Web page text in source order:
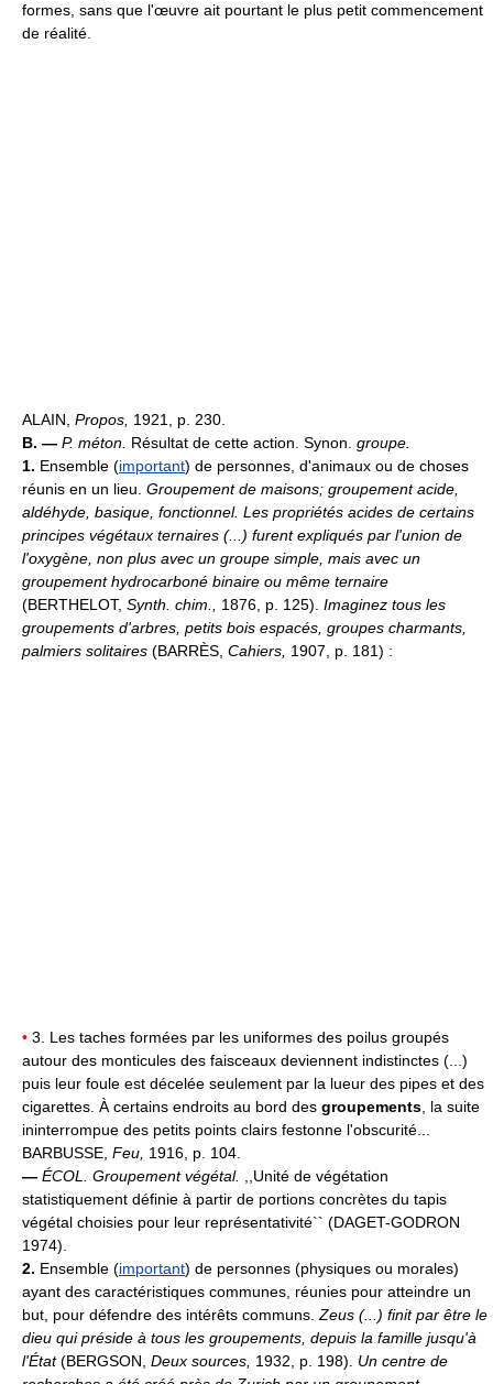
formes, sans que l'œuvre ait pourtant le plus petit commencement
de réalité.
ALAIN, Propos, 1921, p. 230.
B. — P. méton. Résultat de cette action. Synon. groupe.
1. Ensemble (important) de personnes, d'animaux ou de choses
réunis en un lieu. Groupement de maisons; groupement acide,
aldéhyde, basique, fonctionnel. Les propriétés acides de certains
principes végétaux ternaires (...) furent expliqués par l'union de
l'oxygène, non plus avec un groupe simple, mais avec un
groupement hydrocarboné binaire ou même ternaire
(BERTHELOT, Synth. chim., 1876, p. 125). Imaginez tous les
groupements d'arbres, petits bois espacés, groupes charmants,
palmiers solitaires (BARRÈS, Cahiers, 1907, p. 181) :
• 3. Les taches formées par les uniformes des poilus groupés
autour des monticules des faisceaux deviennent indistinctes (...)
puis leur foule est décelée seulement par la lueur des pipes et des
cigarettes. À certains endroits au bord des groupements , la suite
ininterrompue des petits points clairs festonne l'obscurité...
BARBUSSE, Feu, 1916, p. 104.
— ÉCOL. Groupement végétal.
,,Unité de végétation
statistiquement définie à partir de portions concrètes du tapis
végétal choisies pour leur représentativité`` (DAGET-GODRON
1974).
2. Ensemble (important) de personnes (physiques ou morales)
ayant des caractéristiques communes, réunies pour atteindre un
but, pour défendre des intérêts communs. Zeus (...) finit par être le
dieu qui préside à tous les groupements, depuis la famille jusqu'à
l'État(BERGSON, Deux sources, 1932, p. 198). Un centre de